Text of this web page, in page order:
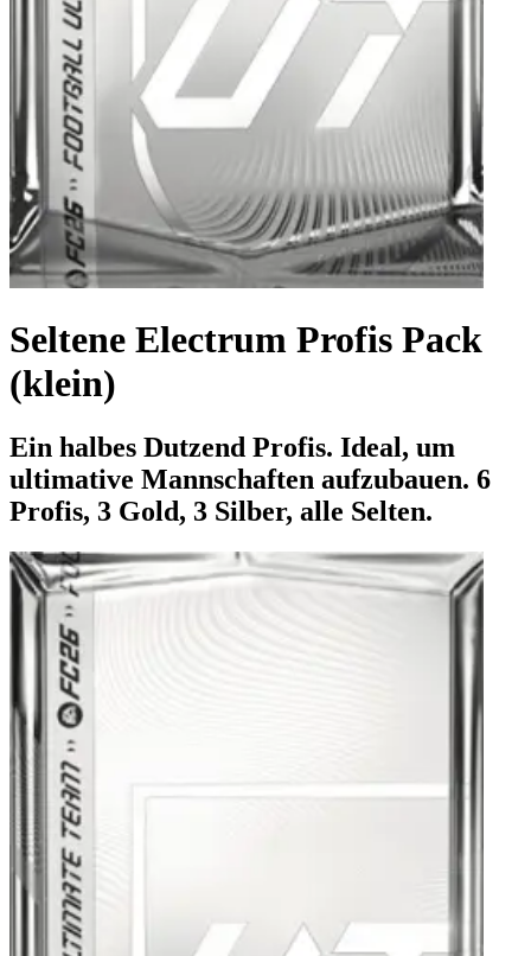
Seltene Electrum Profis Pack
(klein)
Ein halbes Dutzend Profis. Ideal, um
ultimative Mannschaften aufzubauen. 6
Profis, 3 Gold, 3 Silber, alle Selten.